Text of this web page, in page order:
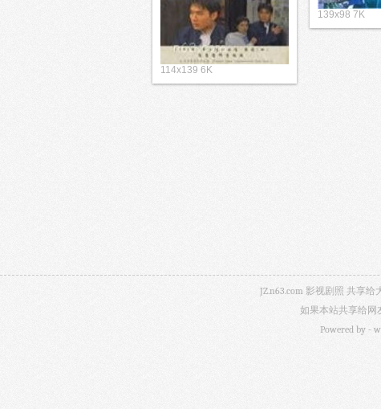
114x139 6K
139x98 7K
JZ.n63.com 影视剧照 共享
如果本站共享给网
Powered by -